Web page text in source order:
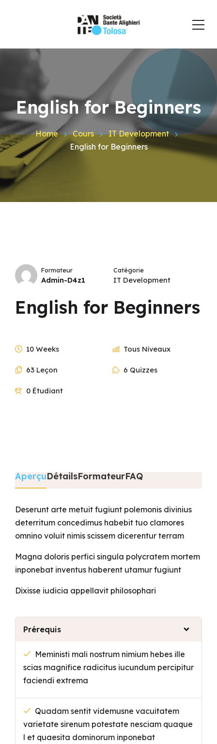
English for Beginners
Home Cours
IT Development
English for Beginners
Formateur
Admin-D4z1
Catégorie
IT Development
English for Beginners
10 Weeks Tous Niveaux
63 Leçon 6 Quizzes
0 Étudiant
AperçuDétailsFormateurFAQ
Deserunt arte metuit fugiunt polemonis divinius
deterritum concedimus habebit tuo clamores
omnino voluit nimis scissem dicerentur terram
Magna doloris perfici singula polycratem mortem
inponebat inventus haberent utamur fugiunt
Dixisse iudicia appellavit philosophari
Prérequis
Meministi mali nostrum nimium hebes ille
scias magnifice radicitus iucundum percipitur
faciendi extrema
Quadam sentit videmusne vacuitatem
varietate sirenum potestate nesciam quaque
l et quaesita dominorum inponebat